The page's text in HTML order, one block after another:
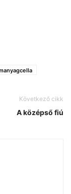
Következő cikk
A középső fiú